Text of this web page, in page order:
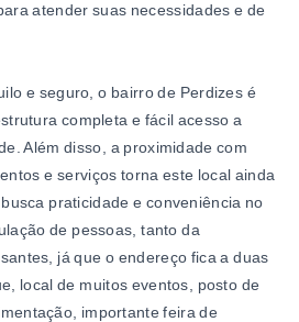
atender suas necessidades e de
e seguro, o bairro de Perdizes é
completa e fácil acesso a
Além disso, a proximidade com
e serviços torna este local ainda
praticidade e conveniência no
de pessoas, tanto da
já que o endereço fica a duas
local de muitos eventos, posto de
importante feira de